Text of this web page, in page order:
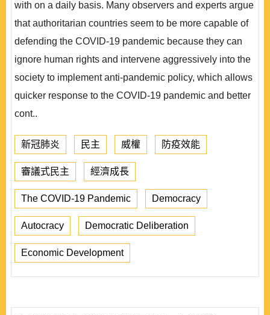
with on a daily basis. Many observers and experts argue
that authoritarian countries seem to be more capable of
defending the COVID-19 pandemic because they can
ignore human rights and intervene aggressively into the
society to implement anti-pandemic policy, which allows
quicker response to the COVID-19 pandemic and better
cont..
新冠肺炎 民主 威權 防疫效能
審議式民主 經濟成長
The COVID-19 Pandemic Democracy
Autocracy Democratic Deliberation
Economic Development